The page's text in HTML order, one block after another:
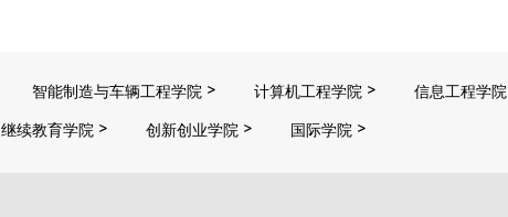
智能制造与车辆工程学院 计算机工程学院 信息工程学院
继续教育学院 创新创业学院 国际学院